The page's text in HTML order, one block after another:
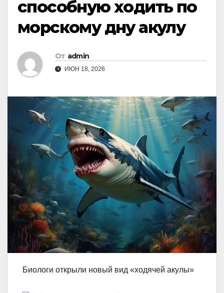
способную ходить по
морскому дну акулу
От admin
ИЮН 18, 2026
Биологи открыли новый вид «ходячей акулы»